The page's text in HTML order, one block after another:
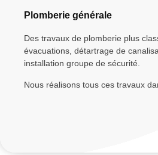
Plomberie générale
Des travaux de plomberie plus
évacuations, détartrage de
installation groupe de sécurité.
Nous réalisons tous ces travaux